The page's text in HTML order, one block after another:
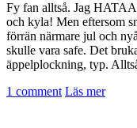
Fy fan alltså. Jag
och kyla! Men eftersom
förrän närmare jul och
skulle vara safe. Det
äppelplockning, typ.
1 comment Läs mer